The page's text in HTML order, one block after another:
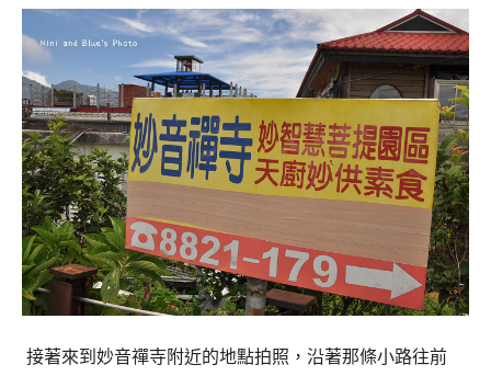
接著來到妙音禪寺附近的地點拍照， 沿著那條小路往前